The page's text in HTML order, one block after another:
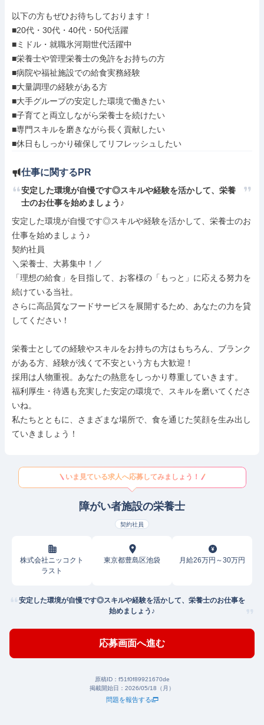
以下の方もぜひお待ちしております！
■20代・30代・40代・50代活躍
■ミドル・就職氷河期世代活躍中
■栄養士や管理栄養士の免許をお持ちの方
■病院や福祉施設での給食実務経験
■大量調理の経験がある方
■大手グループの安定した環境で働きたい
■子育てと両立しながら栄養士を続けたい
■専門スキルを磨きながら長く貢献したい
■休日もしっかり確保してリフレッシュしたい
仕事に関するPR
安定した環境が自慢です◎スキルや経験を活かして、栄養
士のお仕事を始めましょう♪
安定した環境が自慢です◎スキルや経験を活かして、栄養士のお
仕事を始めましょう♪
契約社員
＼栄養士、大募集中！／
「理想の給食」を目指して、お客様の「もっと」に応える努力を
続けている当社。
さらに高品質なフードサービスを展開するため、あなたの力を貸
してください！
栄養士としての経験やスキルをお持ちの方はもちろん、ブランク
がある方、経験が浅くて不安という方も大歓迎！
採用は人物重視。あなたの熱意をしっかり尊重していきます。
福利厚生・待遇も充実した安定の環境で、スキルを磨いてくださ
いね。
私たちとともに、さまざまな場所で、食を通じた笑顔を生み出し
ていきましょう！
いま見ている求人へ応募してみましょう！
障がい者施設の栄養士
契約社員
株式会社ニッコクト
ラスト
東京都豊島区池袋 月給26万円～30万円
安定した環境が自慢です◎スキルや経験を活かして、栄養士のお仕事を
始めましょう♪
応募画面へ進む
原稿ID： f51f0f89921670de
掲載開始日： 2026/05/18（月）
問題を報告する